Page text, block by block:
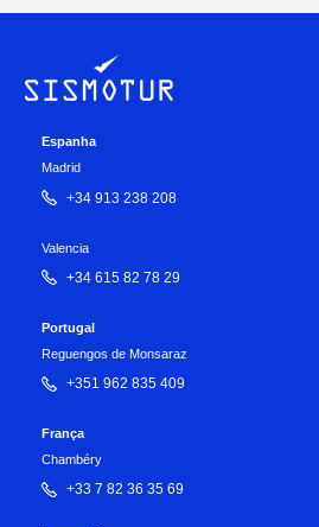
Espanha
Madrid
+34 913 238 208
Valencia
+34 615 82 78 29
Portugal
Reguengos de Monsaraz
+351 962 835 409
França
Chambéry
+33 7 82 36 35 69